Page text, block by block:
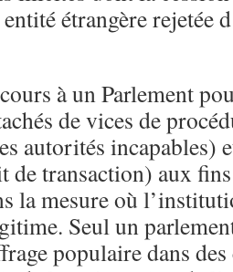
étrangère rejetée
à un Parlement
de vices de
autorités incapables)
transaction) aux
la mesure où
Seul un
populaire dans